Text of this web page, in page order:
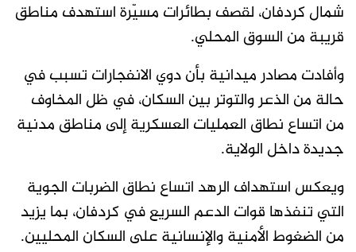
شمال كردفان، لقصف بطائرات مسيّرة استهدف مناطق
قريبة من السوق المحلي.
وأفادت مصادر ميدانية بأن دوي الانفجارات تسبب في
حالة من الذعر والتوتر بين السكان، في ظل المخاوف
من اتساع نطاق العمليات العسكرية إلى مناطق مدنية
جديدة داخل الولاية.
ويعكس استهداف الرهد اتساع نطاق الضربات الجوية
التي تنفذها قوات الدعم السريع في كردفان، بما يزيد
من الضغوط الأمنية والإنسانية على السكان المحليين.